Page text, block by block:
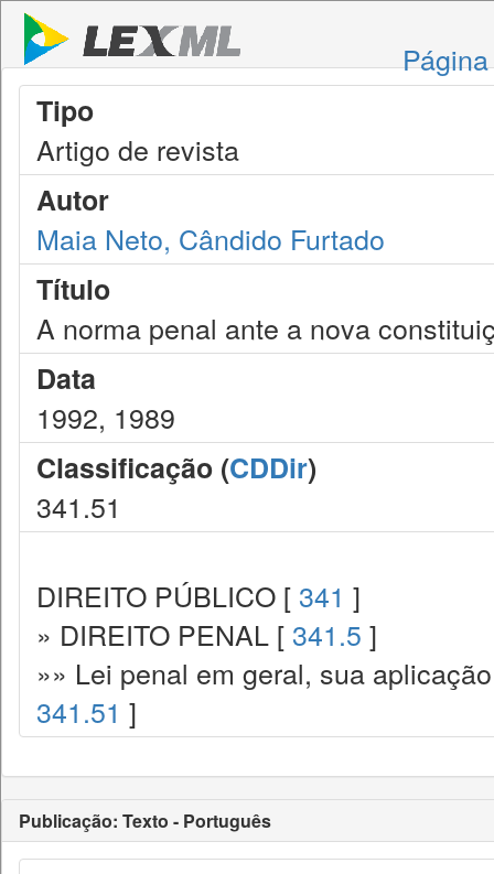
Tipo
Artigo de revista
Autor
Maia Neto, Cândido Furtado
Título
A norma penal ante a nova
Data
1992, 1989
Classificação (CDDir)
341.51
DIREITO PÚBLICO [ 341 ]
» DIREITO PENAL [ 341.5 ]
»» Lei penal em geral, sua
341.51 ]
Publicação: Texto - Português